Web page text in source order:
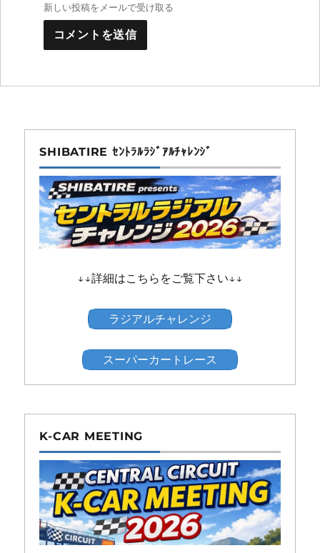
新しい投稿をメールで受け取る
SHIBATIRE ｾﾝﾄﾗﾙﾗｼﾞｱﾙﾁｬﾚﾝｼﾞ
↓↓詳細はこちらをご覧下さい↓↓
ラジアルチャレンジ
スーパーカートレース
K-CAR MEETING